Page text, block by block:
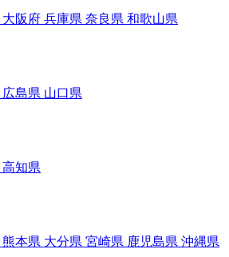
大阪府 兵庫県 奈良県 和歌山県
広島県 山口県
高知県
熊本県 大分県 宮崎県 鹿児島県 沖縄県